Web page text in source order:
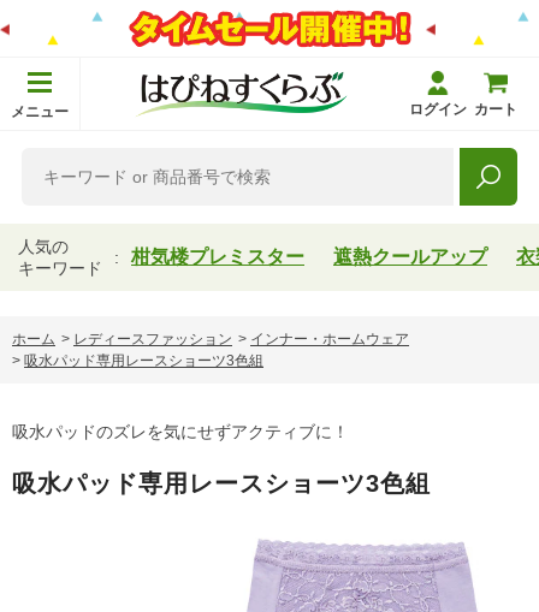
メニュー ログイン カート
人気の
キーワード
柑気楼プレミスター 遮熱クールアップ 衣
ホーム > レディースファッション > インナー・ホームウェア
> 吸水パッド専用レースショーツ3色組
吸水パッドのズレを気にせずアクティブに！
吸水パッド専用レースショーツ3色組